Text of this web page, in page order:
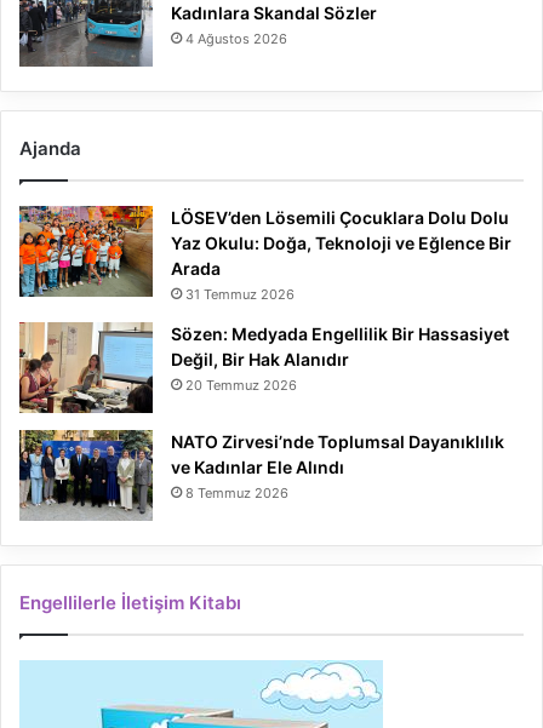
Kadınlara Skandal Sözler
4 Ağustos 2026
Ajanda
LÖSEV’den Lösemili Çocuklara Dolu Dolu
Yaz Okulu: Doğa, Teknoloji ve Eğlence Bir
Arada
31 Temmuz 2026
Sözen: Medyada Engellilik Bir Hassasiyet
Değil, Bir Hak Alanıdır
20 Temmuz 2026
NATO Zirvesi’nde Toplumsal Dayanıklılık
ve Kadınlar Ele Alındı
8 Temmuz 2026
Engellilerle İletişim Kitabı